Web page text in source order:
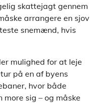
skattejagt gennem
arrangere en sjov
snemænd, hvis
mulighed for at leje
på en af byens
hvor både
sig – og måske